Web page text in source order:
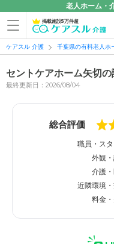
老人ホーム・
掲載施設5万件超
ケアスル 介護 千葉県の有料老人ホ
セントケアホーム矢切
最終更新日：2026/08/04
総合評価
職員・ス
外観
介護
近隣環境
料金